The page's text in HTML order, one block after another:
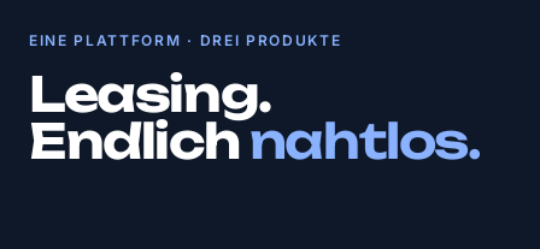
EINE PLATTFORM · DREI PRODUKTE
Leasing.
Endlichnahtlos.